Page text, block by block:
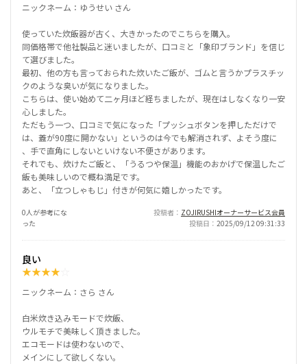
ニックネーム：ゆうせい さん
使っていた炊飯器が古く、大きかったのでこちらを購入。
同価格帯で他社製品と迷いましたが、口コミと「象印ブランド」を信じ
て選びました。
最初、他の方も言っておられた炊いたご飯が、ゴムと言うかプラスチッ
クのような臭いが気になりました。
こちらは、使い始めて二ヶ月ほど経ちましたが、現在はしなくなり一安
心しました。
ただもう一つ、口コミで気になった「プッシュボタンを押しただけで
は、蓋が90度に開かない」というのは今でも解消されず、よそう度に
、手で直角にしないといけない不便さがあります。
それでも、炊けたご飯と、「うるつや保温」機能のおかげで保温したご
飯も美味しいので概ね満足です。
あと、「立つしゃもじ」付きが何気に嬉しかったです。
0人が参考にな
った
投稿者
ZOJIRUSHIオーナーサービス会員
投稿日
2025/09/12 09:31:33
良い
★★★★
ニックネーム：さら さん
白米炊き込みモードで炊飯、
ウルモチで美味しく頂きました。
エコモードは使わないので、
メインにして欲しくない。